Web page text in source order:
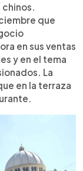
que
en sus ventas
y en el tema
La
en la terraza